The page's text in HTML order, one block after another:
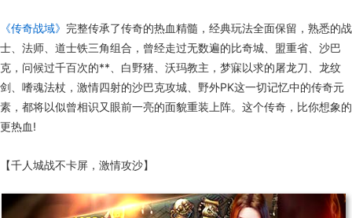
《传奇战域》 完整传承了传奇的热血精髓，经典玩法全面保留，熟悉的战
士、法师、道士铁三角组合，曾经走过无数遍的比奇城、盟重省、沙巴
克，问候过千百次的**、白野猪、沃玛教主，梦寐以求的屠龙刀、龙纹
剑、嗜魂法杖，激情四射的沙巴克攻城、野外PK这一切记忆中的传奇元
素，都将以似曾相识又眼前一亮的面貌重装上阵。这个传奇，比你想象的
更热血!
【千人城战不卡屏，激情攻沙】